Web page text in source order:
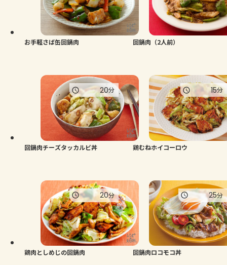
お手軽さば缶回鍋肉 回鍋肉（2人前）
回鍋肉チーズタッカルビ丼
20分
鶏むねホイコーロウ
15分
鶏肉としめじの回鍋肉
20分
回鍋肉ロコモコ丼
25分